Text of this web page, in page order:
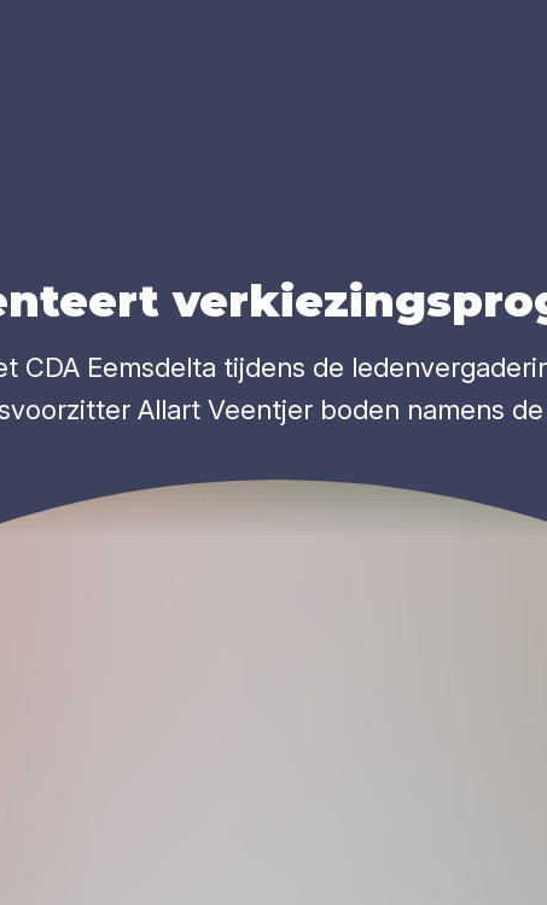
CDA Eemsdelta tijdens de
Allart Veentjer boden namens